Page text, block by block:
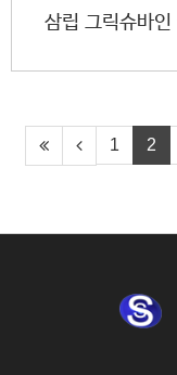
삼립 그릭슈바
1 2